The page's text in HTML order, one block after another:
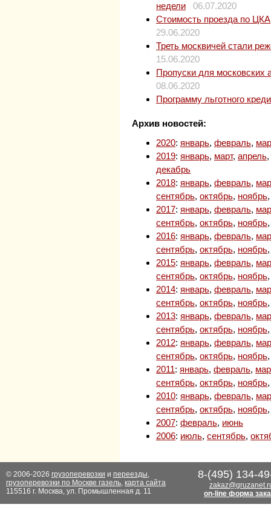
недели
06.07.2020
Стоимость проезда по
29.06.2020
Треть москвичей стали
15.06.2020
Пропуски для московских
08.06.2020
Программу льготного
Архив новостей:
2020: январь, февраль,
2019: январь, март, апрель,
декабрь
2018: январь, февраль,
сентябрь, октябрь, ноябрь
2017: январь, февраль,
сентябрь, октябрь, ноябрь
2016: январь, февраль,
сентябрь, октябрь, ноябрь
2015: январь, февраль,
сентябрь, октябрь, ноябрь
2014: январь, февраль,
сентябрь, октябрь, ноябрь
2013: январь, февраль,
сентябрь, октябрь, ноябрь
2012: январь, февраль,
сентябрь, октябрь, ноябрь
2011: январь, февраль,
сентябрь, октябрь, ноябрь
2010: январь, февраль,
сентябрь, октябрь, ноябрь
2007: февраль, июнь
2006: июль, сентябрь,
© 2006-2026 грузоперевозки и переезды,
грузоперевозки по Москве газель, карта сайта
115516 г. Москва, ул. Промышленная д. 11
8-(495) 134-
on-line форма